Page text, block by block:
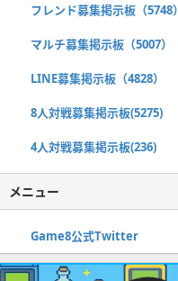
フレンド募集掲示板（5748）
マルチ募集掲示板（5007）
LINE募集掲示板（4828）
8人対戦募集掲示板(5275)
4人対戦募集掲示板(236)
メニュー
Game8公式Twitter